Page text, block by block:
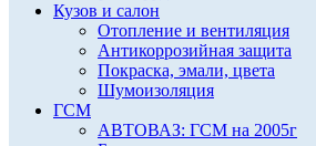
Кузов и салон
Отопление и вентиляция
Антикоррозийная защита
Покраска, эмали, цвета
Шумоизоляция
ГСМ
АВТОВАЗ: ГСМ на 2005г